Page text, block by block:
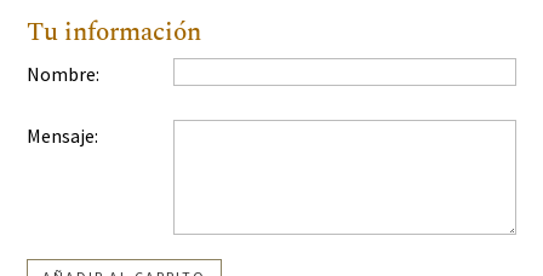
Tu información
Nombre:
Mensaje: